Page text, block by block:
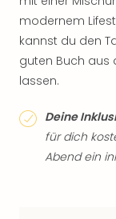
modernem
kannst du den
guten Buch aus
lassen.​
Deine
für dich
Abend ein